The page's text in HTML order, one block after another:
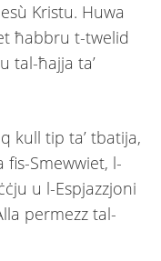
Kristu. Huwa
ħabbru t-twelid
tal-ħajja ta’
kull tip ta’ tbatija,
Smewwiet, l-
u l-Espjazzjoni
permezz tal-